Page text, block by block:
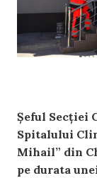
Șeful Secției
Spitalului
Mihail” din
pe durata